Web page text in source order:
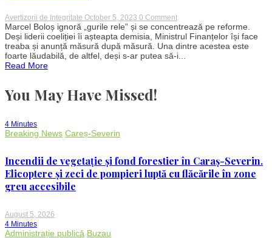
Avertizorii de Integritate October 5, 2023 0 Commenton
Dacă
voi
nu
îl
vreți,
Boloș
e
pus
Marcel Boloș ignoră „gurile rele” și se concentrează pe reforme.
Deși liderii coeliției îi așteapta demisia, Ministrul Finanțelor își face
treaba și anunță măsură după măsură. Una dintre acestea este
foarte lăudabilă, de altfel, deși s-ar putea să-i...
Read More
You May Have Missed!
4 Minutes
Breaking News Careș-Severin
Incendii de vegetație și fond forestier în Caraș-Severin.
Elicoptere și zeci de pompieri luptă cu flăcările în zone
greu accesibile
August 5, 2026
4 Minutes
Administrație publică Buzau